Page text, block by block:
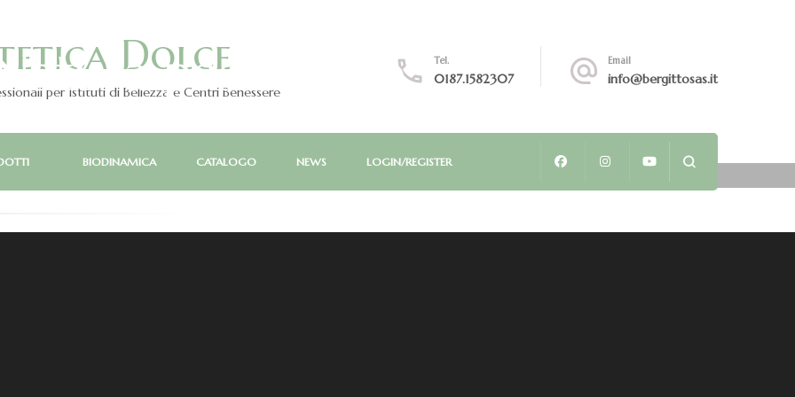
Dolce
per Istituti di Bellezza e Centri Benessere
Tel.
0187.1582307
Email
info@bergittosas.it
BIODINAMICA CATALOGO NEWS LOGIN/REGISTER
passa dalle
dell'Estetista
a base per lo più naturale,